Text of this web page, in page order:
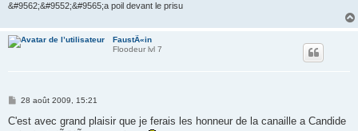
&#9562;&#9552;&#9565;a poil devant le prisu
FaustÃ«in
Floodeur lvl 7
M
s
28 août 2009, 15:21
C'est avec grand plaisir que je ferais les honneur de la canaille a Candide